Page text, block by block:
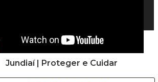
Jundiaí | Proteger e Cuidar